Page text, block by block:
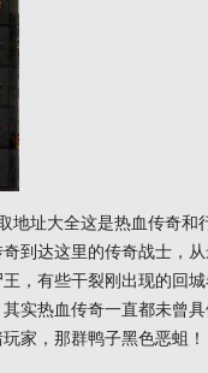
地址大全这是热血传奇
到达这里的传奇战士，
，有些干裂刚出现的回
实热血传奇一直都未曾
家，那群鸭子黑色恶蛆！